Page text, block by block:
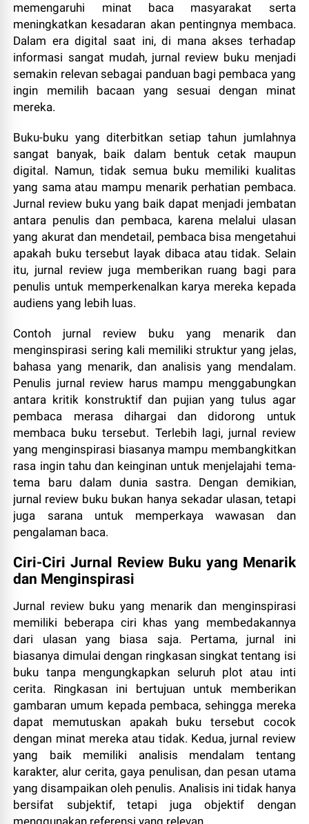
memengaruhi minat baca masyarakat serta
meningkatkan kesadaran akan pentingnya membaca.
Dalam era digital saat ini, di mana akses terhadap
informasi sangat mudah, jurnal review buku menjadi
semakin relevan sebagai panduan bagi pembaca yang
ingin memilih bacaan yang sesuai dengan minat
mereka.
Buku-buku yang diterbitkan setiap tahun jumlahnya
sangat banyak, baik dalam bentuk cetak maupun
digital. Namun, tidak semua buku memiliki kualitas
yang sama atau mampu menarik perhatian pembaca.
Jurnal review buku yang baik dapat menjadi jembatan
antara penulis dan pembaca, karena melalui ulasan
yang akurat dan mendetail, pembaca bisa mengetahui
apakah buku tersebut layak dibaca atau tidak. Selain
itu, jurnal review juga memberikan ruang bagi para
penulis untuk memperkenalkan karya mereka kepada
audiens yang lebih luas.
Contoh jurnal review buku yang menarik dan
menginspirasi sering kali memiliki struktur yang jelas,
bahasa yang menarik, dan analisis yang mendalam.
Penulis jurnal review harus mampu menggabungkan
antara kritik konstruktif dan pujian yang tulus agar
pembaca merasa dihargai dan didorong untuk
membaca buku tersebut. Terlebih lagi, jurnal review
yang menginspirasi biasanya mampu membangkitkan
rasa ingin tahu dan keinginan untuk menjelajahi tema-
tema baru dalam dunia sastra. Dengan demikian,
jurnal review buku bukan hanya sekadar ulasan, tetapi
juga sarana untuk memperkaya wawasan dan
pengalaman baca.
Ciri-Ciri Jurnal Review Buku yang Menarik
dan Menginspirasi
Jurnal review buku yang menarik dan menginspirasi
memiliki beberapa ciri khas yang membedakannya
dari ulasan yang biasa saja. Pertama, jurnal ini
biasanya dimulai dengan ringkasan singkat tentang isi
buku tanpa mengungkapkan seluruh plot atau inti
cerita. Ringkasan ini bertujuan untuk memberikan
gambaran umum kepada pembaca, sehingga mereka
dapat memutuskan apakah buku tersebut cocok
dengan minat mereka atau tidak. Kedua, jurnal review
yang baik memiliki analisis mendalam tentang
karakter, alur cerita, gaya penulisan, dan pesan utama
yang disampaikan oleh penulis. Analisis ini tidak hanya
bersifat subjektif, tetapi juga objektif dengan